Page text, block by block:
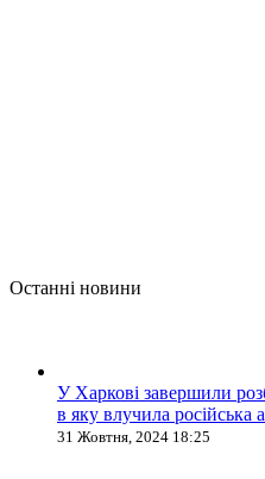
Останні новини
У Харкові завершили
в яку влучила російська
31 Жовтня, 2024 18:25